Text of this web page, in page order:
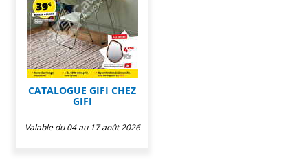
CATALOGUE GIFI CHEZ
GIFI
Valable du 04 au 17 août 2026